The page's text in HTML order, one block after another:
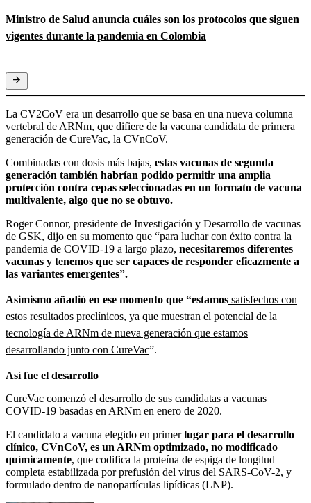
Ministro de Salud anuncia cuáles son los protocolos que siguen
vigentes durante la pandemia en Colombia
La CV2CoV era un desarrollo que se basa en una nueva columna
vertebral de ARNm, que difiere de la vacuna candidata de primera
generación de CureVac, la CVnCoV.
Combinadas con dosis más bajas, estas vacunas de segunda
generación también habrían podido permitir una amplia
protección contra cepas seleccionadas en un formato de vacuna
multivalente, algo que no se obtuvo.
Roger Connor, presidente de Investigación y Desarrollo de vacunas
de GSK, dijo en su momento que “para luchar con éxito contra la
pandemia de COVID-19 a largo plazo, necesitaremos diferentes
vacunas y tenemos que ser capaces de responder eficazmente a
las variantes emergentes”.
Asimismo añadió en ese momento que “estamos satisfechos con
estos resultados preclínicos, ya que muestran el potencial de la
tecnología de ARNm de nueva generación que estamos
desarrollando junto con CureVac”.
Así fue el desarrollo
CureVac comenzó el desarrollo de sus candidatas a vacunas
COVID-19 basadas en ARNm en enero de 2020.
El candidato a vacuna elegido en primerlugar para el desarrollo
clínico, CVnCoV, es un ARNm optimizado, no modificado
químicamente, que codifica la proteína de espiga de longitud
completa estabilizada por prefusión del virus del SARS-CoV-2, y
formulado dentro de nanopartículas lipídicas (LNP).